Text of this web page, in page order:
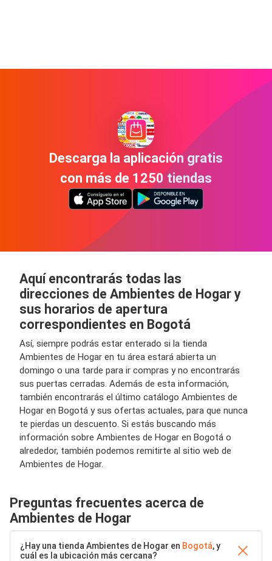
Descarga la aplicación gratis
con más de 1250 tiendas
Aquí encontrarás todas las
direcciones de Ambientes de Hogar y
sus horarios de apertura
correspondientes en Bogotá
Así, siempre podrás estar enterado si la tienda
Ambientes de Hogar en tu área estará abierta un
domingo o una tarde para ir compras y no encontrarás
sus puertas cerradas. Además de esta información,
también encontrarás el último catálogo Ambientes de
Hogar en Bogotá y sus ofertas actuales, para que nunca
te pierdas un descuento. Si estás buscando más
información sobre Ambientes de Hogar en Bogotá o
alrededor, también podemos remitirte al sitio web de
Ambientes de Hogar.
Preguntas frecuentes acerca de
Ambientes de Hogar
¿Hay una tienda Ambientes de Hogar en Bogotá, y
cuál es la ubicación más cercana?